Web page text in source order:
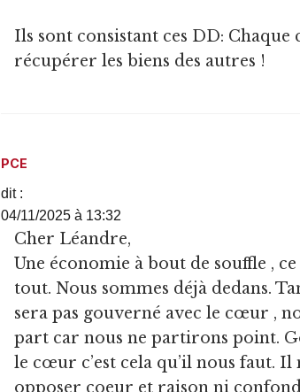
Ils sont consistant ces DD: Chaque crise est utilisée pour
récupérer les biens des autres !
PCE
dit :
04/11/2025 à 13:32
Cher Léandre,
Une économie à bout de souffle , ce
tout. Nous sommes déjà dedans.
sera pas gouverné avec le cœur ,
part car nous ne partirons point.
le cœur c’est cela qu’il nous faut.
opposer coeur et raison ni